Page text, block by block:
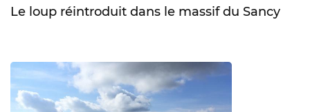
Le loup réintroduit dans le massif du Sancy